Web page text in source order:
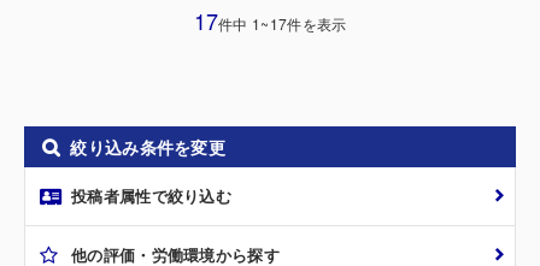
17件中 1~17件を表示
絞り込み条件を変更
投稿者属性で絞り込む
他の評価・労働環境から探す